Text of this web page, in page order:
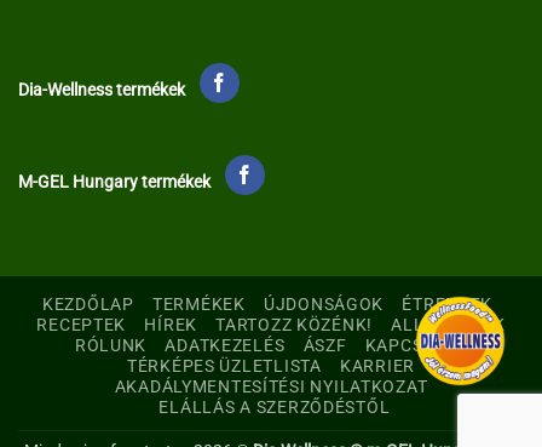
Dia-Wellness termékek
M-GEL Hungary termékek
KEZDŐLAP TERMÉKEK ÚJDONSÁGOK
ÉTRENDEK
RECEPTEK
HÍREK TARTOZZ KÖZÉNK!
ALLERGÉNEK
RÓLUNK
ADATKEZELÉS ÁSZF
KAPCSOLAT
TÉRKÉPES ÜZLETLISTA
KARRIER
AKADÁLYMENTESÍTÉSI NYILATKOZAT
ELÁLLÁS A SZERZŐDÉSTŐL